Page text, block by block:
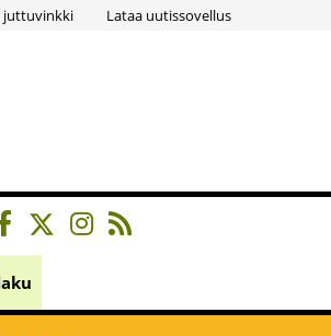
juttuvinkki Lataa uutissovellus